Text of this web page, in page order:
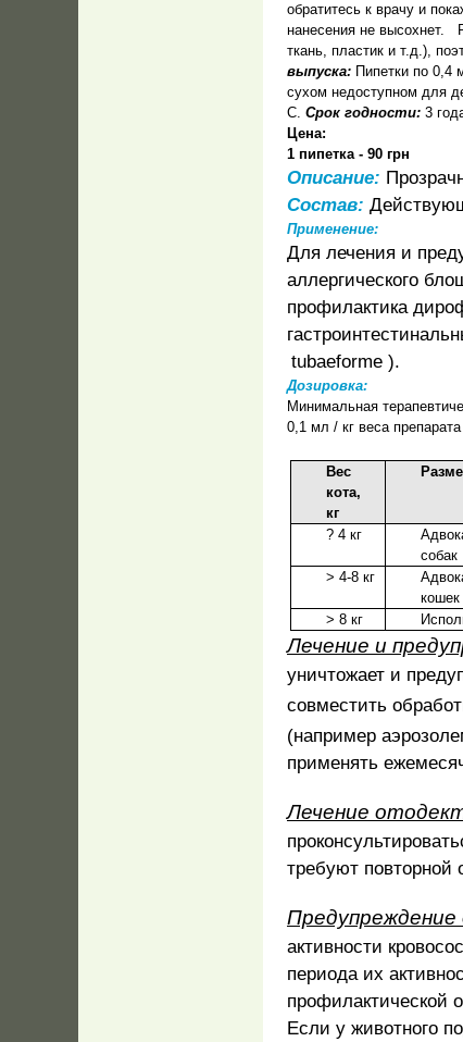
обратитесь к врачу и
нанесения не высохнет.
ткань, пластик и т.д.),
выпуска: Пипетки по 0,4
сухом недоступном для
С. Срок годности: 3
Цена:
1 пипетка - 90 грн
Описание:
Состав:
Применение:
Для лечения и
аллергического
профилактика
tubaeforme ).
Дозировка:
Минимальная
0,1 мл / кг веса
Вес
кота,
кг
? 4 кг
собак
> 4-8 кг
кошек
> 8 кг
Лечение и
уничтожает и
совместить
(например
применять
Лечение
требуют повторной
Предупреждение
активности
периода их
профилактической
Если у животного